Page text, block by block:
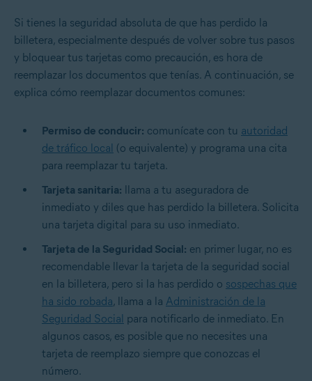
Si tienes la seguridad absoluta de que has perdido la
billetera, especialmente después de volver sobre tus pasos
y bloquear tus tarjetas como precaución, es hora de
reemplazar los documentos que tenías. A continuación, se
explica cómo reemplazar documentos comunes:
Permiso de conducir: comunícate con tu autoridad
de tráfico local (o equivalente) y programa una cita
para reemplazar tu tarjeta.
Tarjeta sanitaria: llama a tu aseguradora de
inmediato y diles que has perdido la billetera. Solicita
una tarjeta digital para su uso inmediato.
Tarjeta de la Seguridad Social: en primer lugar, no es
recomendable llevar la tarjeta de la seguridad social
en la billetera, pero si la has perdido o sospechas que
ha sido robada, llama a la Administración de la
Seguridad Social para notificarlo de inmediato. En
algunos casos, es posible que no necesites una
tarjeta de reemplazo siempre que conozcas el
número.